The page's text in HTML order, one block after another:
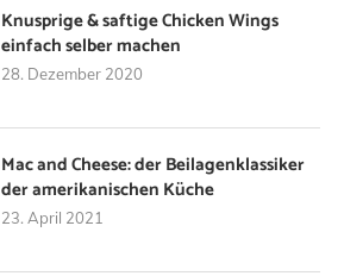
Knusprige & saftige Chicken Wings
einfach selber machen
28. Dezember 2020
Mac and Cheese: der Beilagenklassiker
der amerikanischen Küche
23. April 2021